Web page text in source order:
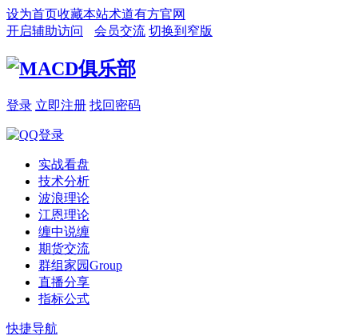
设为首页收藏本站术道有方官网
开启辅助访问
会员交流 切换到窄版
登录 立即注册 找回密码
实战看盘
技术分析
波浪理论
江恩理论
缠中说缠
期货交流
群组家园Group
直播分享
指标公式
快捷导航